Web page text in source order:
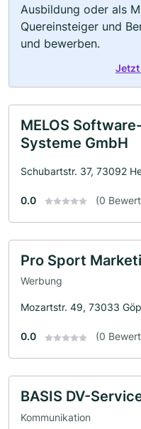
Ausbildung oder als
Quereinsteiger und
und bewerben.
Jetzt
MELOS
Systeme GmbH
Schubartstr. 37, 73092
0.0 (0
Pro Sport
Werbung
Mozartstr. 49, 73033
0.0 (0
BASIS DV-
Kommunikation